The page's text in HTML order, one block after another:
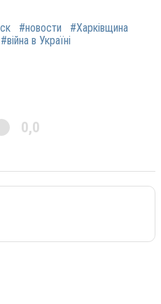
#новости
#Харківщина
#війна в Україні
0,0